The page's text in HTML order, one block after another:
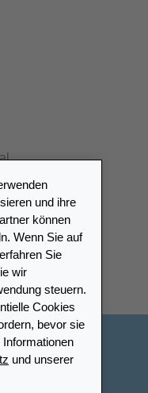
finden
und ihre
können
Wenn Sie auf
Sie
wir
steuern.
Cookies
bevor sie
und unserer